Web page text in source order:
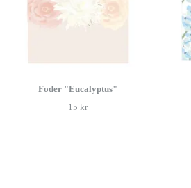
Foder "Eucalyptus"
15 kr